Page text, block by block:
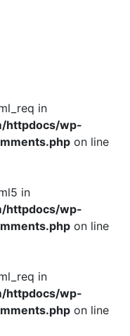
in
httpdocs/wp-
on line
in
httpdocs/wp-
on line
in
httpdocs/wp-
on line